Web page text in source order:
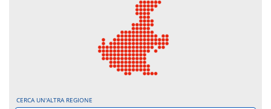
CERCA UN'ALTRA REGIONE